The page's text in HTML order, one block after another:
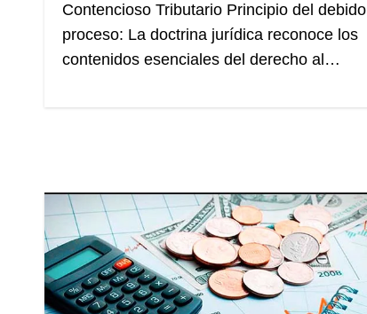
Contencioso Tributario Principio del debido
proceso: La doctrina jurídica reconoce los
contenidos esenciales del derecho al…